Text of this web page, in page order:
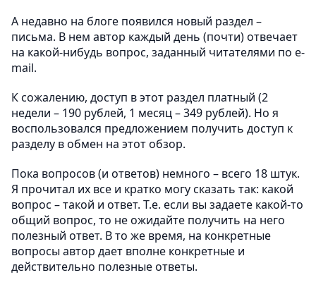
А недавно на блоге появился новый раздел –
письма. В нем автор каждый день (почти) отвечает
на какой-нибудь вопрос, заданный читателями по e-
mail.
К сожалению, доступ в этот раздел платный (2
недели – 190 рублей, 1 месяц – 349 рублей). Но я
воспользовался предложением получить доступ к
разделу в обмен на этот обзор.
Пока вопросов (и ответов) немного – всего 18 штук.
Я прочитал их все и кратко могу сказать так: какой
вопрос – такой и ответ. Т.е. если вы задаете какой-то
общий вопрос, то не ожидайте получить на него
полезный ответ. В то же время, на конкретные
вопросы автор дает вполне конкретные и
действительно полезные ответы.